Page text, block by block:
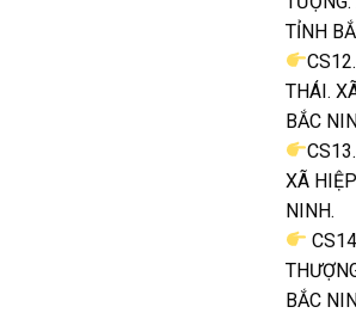
TỈNH
THÁI.
BẮC
XÃ
NINH.
BẮC